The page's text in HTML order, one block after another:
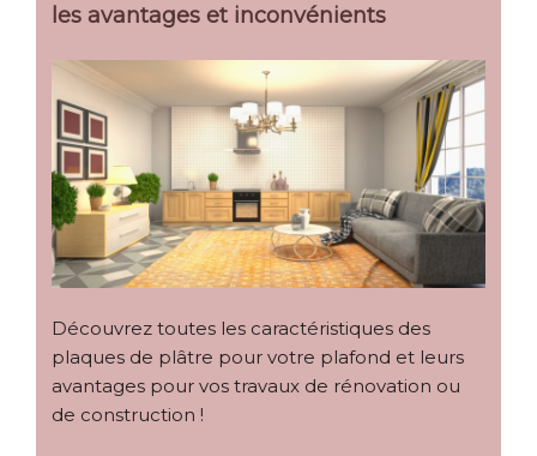
les avantages et inconvénients
Découvrez toutes les caractéristiques des
plaques de plâtre pour votre plafond et leurs
avantages pour vos travaux de rénovation ou
de construction !